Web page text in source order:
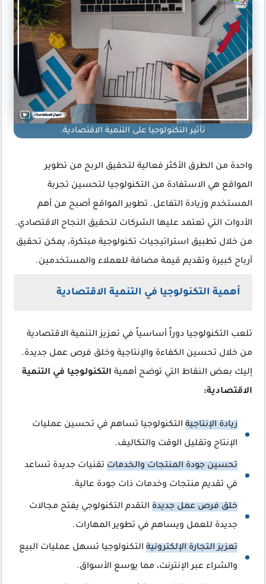
تأثير التكنولوجيا على التنمية الاقتصادية.
واحدة من الطرق الأكثر فعالية لتحقيق الربح من تطوير
المواقع هي الاستفادة من التكنولوجيا لتحسين تجربة
المستخدم وزيادة التفاعل. تطوير المواقع أصبح من أهم
الأدوات التي تعتمد عليها الشركات لتحقيق النجاح الاقتصادي.
من خلال تطبيق استراتيجيات تكنولوجية مبتكرة، يمكن تحقيق
أرباح كبيرة وتقديم قيمة مضافة للعملاء والمستخدمين.
أهمية التكنولوجيا في التنمية الاقتصادية
تلعب التكنولوجيا دوراً أساسياً في تعزيز التنمية الاقتصادية
من خلال تحسين الكفاءة والإنتاجية وخلق فرص عمل جديدة.
إليك بعض النقاط التي توضح أهمية التكنولوجيا في التنمية
الاقتصادية:
زيادة الإنتاجية التكنولوجيا تساهم في تحسين عمليات
الإنتاج وتقليل الوقت والتكاليف.
تحسين جودة المنتجات والخدمات تقنيات جديدة تساعد
في تقديم منتجات وخدمات ذات جودة عالية.
خلق فرص عمل جديدة التقدم التكنولوجي يفتح مجالات
جديدة للعمل ويساهم في تطوير المهارات.
تعزيز التجارة الإلكترونية التكنولوجيا تسهل عمليات البيع
والشراء عبر الإنترنت، مما يوسع الأسواق.